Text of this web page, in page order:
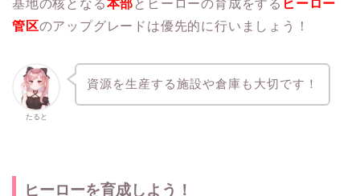
基地の核となる本部 とヒーローの育成をする ヒーロー
管区のアップグレードは優先的に行いましょう！
たると
資源を生産する施設や倉庫も大切です！
ヒーローを育成しよう！